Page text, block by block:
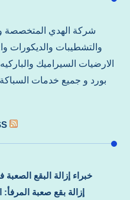
شركة الهدي المتخصصة
والتشطيبات والديكورات
الارضيات السيراميك
بورد و جميع خدمات
خبراء إزالة البقع
إزالة بقع صعبة